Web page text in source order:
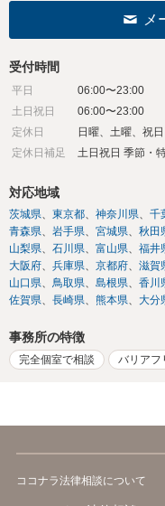
メ
受付時間
平日
06:00〜23:00
土日祝日
06:00〜23:00
定休日
日曜、土曜、祝日
定休日補足
土日祝日 季節・
対応地域
茨城県 東京都 神奈川県 千
青森県
岩手県 宮城県 秋田
山梨県
石川県 富山県 福井
大阪府
兵庫県 京都府 滋賀
山口県
鳥取県 島根県 香川
佐賀県
長崎県 熊本県 大分
事務所の特徴
完全個室で相談 バリアフ
ココナラ法律相談について